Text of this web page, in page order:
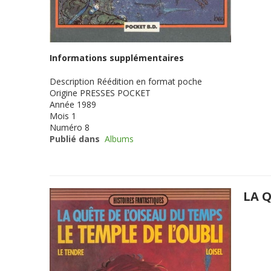
Informations supplémentaires
Description Réédition en format poche
Origine PRESSES POCKET
Année 1989
Mois 1
Numéro 8
Publié dans Albums
LA